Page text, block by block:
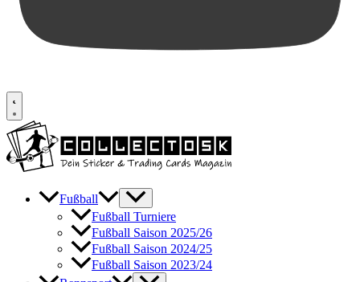
Fußball
Fußball Turniere
Fußball Saison 2025/26
Fußball Saison 2024/25
Fußball Saison 2023/24